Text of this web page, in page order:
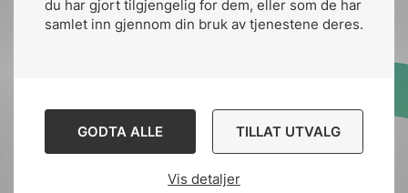
du har gjort tilgjengelig for dem, eller som de har
samlet inn gjennom din bruk av tjenestene deres.
GODTA ALLE TILLAT UTVALG
Vis detaljer
Designed and developed
Stem Agency